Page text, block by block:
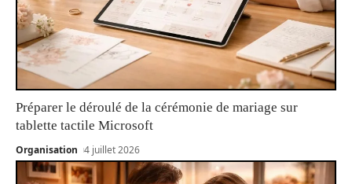
Préparer le déroulé de la cérémonie de mariage sur
tablette tactile Microsoft
Organisation 4 juillet 2026